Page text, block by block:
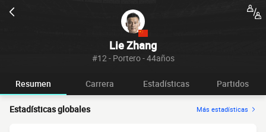
Lie Zhang
#12 - Portero - 44años
Resumen Carrera Estadísticas Partidos
Estadísticas globales Más estadísticas